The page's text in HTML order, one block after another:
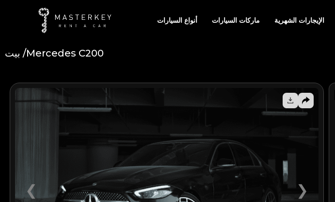
أنواع السيارات ماركات السيارات الإيجارات الشهرية
بيت /Mercedes C200
❮ ❯